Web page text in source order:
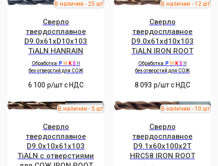
Сверло
твердосплавное
D9.0x61xD10x103
TiALN HANRAIN
Обработка: P M K S H
без отверстий для СОЖ
6 100 р/шт c НДС
Сверло
твердосплавное
D9.0x61xd10x103
TiALN IRON ROOT
Обработка: P M K S H
без отверстий для СОЖ
8 093 р/шт c НДС
Сверло
твердосплавное
D9.0x10x61x103
TiALN с отверстиями
Сверло
твердосплавное
D9.1x60x100x2T
HRC58 IRON ROOT